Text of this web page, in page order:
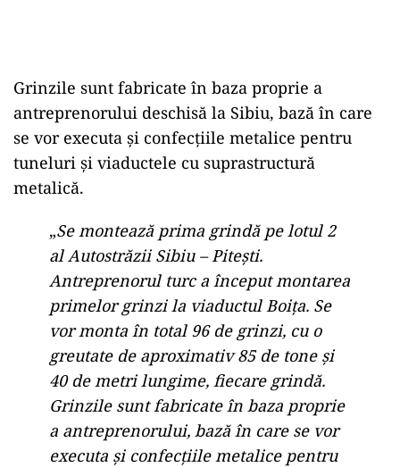
Grinzile sunt fabricate în baza proprie a
antreprenorului deschisă la Sibiu, bază în care
se vor executa și confecțiile metalice pentru
tuneluri și viaductele cu suprastructură
metalică.
„Se montează prima grindă pe lotul 2
al Autostrăzii Sibiu – Pitești.
Antreprenorul turc a început montarea
primelor grinzi la viaductul Boița. Se
vor monta în total 96 de grinzi, cu o
greutate de aproximativ 85 de tone și
40 de metri lungime, fiecare grindă.
Grinzile sunt fabricate în baza proprie
a antreprenorului, bază în care se vor
executa și confecțiile metalice pentru